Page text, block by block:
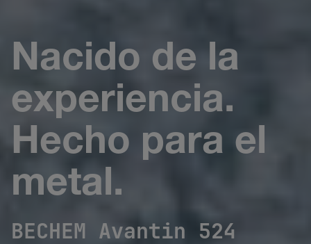
Nacido de la
experiencia.
Hecho para el
metal.
BECHEM Avantin 524